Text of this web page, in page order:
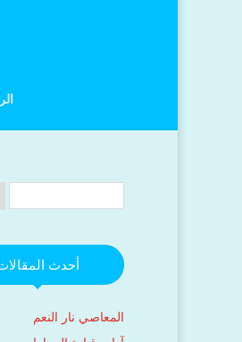
أحدث
المعاصي نار النعم